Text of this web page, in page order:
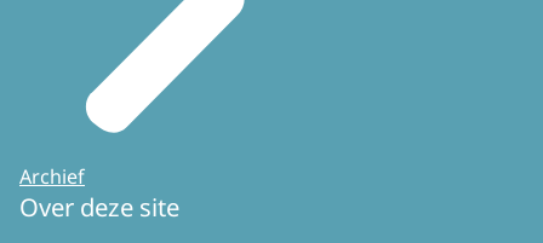
Archief
Over deze site